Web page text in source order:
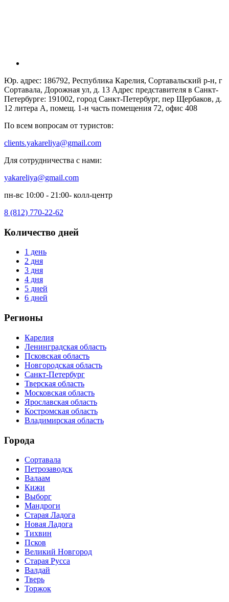
Юр. адрес: 186792, Республика Карелия, Сортавальский р-н, г
Сортавала, Дорожная ул, д. 13 Адрес представителя в Санкт-
Петербурге: 191002, город Санкт-Петербург, пер Щербаков, д.
12 литера А, помещ. 1-н часть помещения 72, офис 408
По всем вопросам от туристов:
clients.yakareliya@gmail.com
Для сотрудничества с нами:
yakareliya@gmail.com
пн-вс 10:00 - 21:00- колл-центр
8 (812) 770-22-62
Количество дней
1 день
2 дня
3 дня
4 дня
5 дней
6 дней
Регионы
Карелия
Ленинградская область
Псковская область
Новгородская область
Санкт-Петербург
Тверская область
Московская область
Ярославская область
Костромская область
Владимирская область
Города
Сортавала
Петрозаводск
Валаам
Кижи
Выборг
Мандроги
Старая Ладога
Новая Ладога
Тихвин
Псков
Великий Новгород
Старая Русса
Валдай
Тверь
Торжок